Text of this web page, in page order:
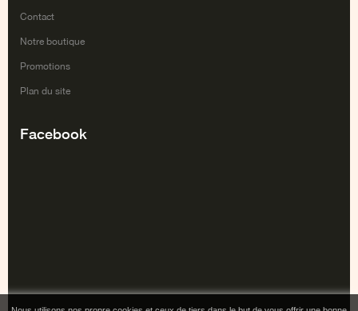
Contact
Notre boutique
Promotions
Plan du site
Facebook